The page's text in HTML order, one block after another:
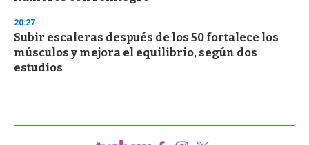
20:27
Subir escaleras después de los 50 fortalece los
músculos y mejora el equilibrio, según dos
estudios